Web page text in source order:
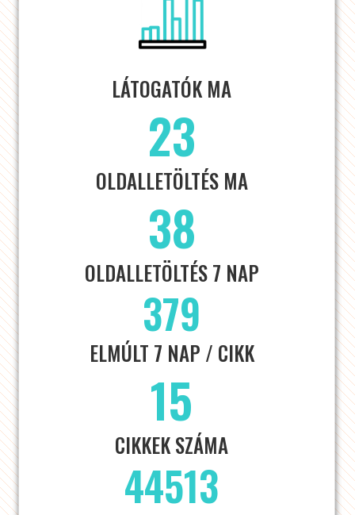
LÁTOGATÓK MA
23
OLDALLETÖLTÉS MA
38
OLDALLETÖLTÉS 7 NAP
379
ELMÚLT 7 NAP / CIKK
15
CIKKEK SZÁMA
44513